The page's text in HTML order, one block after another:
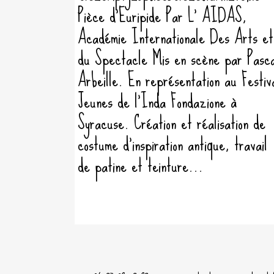
Pièce d'Euripide Par L' AIDAS,
Académie Internationale Des Arts et
du Spectacle Mis en scène par
Arbeille. En représentation au
Jeunes de l'Inda Fondazione à
Syracuse. Création et réalisation de
costume d'inspiration antique, travail
de patine et teinture...